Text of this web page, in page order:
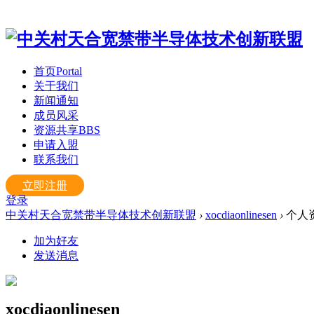
首页Portal
关于我们
新闻通知
成员风采
资源共享BBS
申请入盟
联系我们
立即注册
登录
中关村天合宽禁带半导体技术创新联盟 › xocdiaonlinesen › 个人
加为好友
发送消息
xocdiaonlinesen